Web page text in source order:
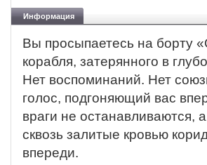
Информация
Вы просыпаетесь на борту
корабля, затерянного в
Нет воспоминаний. Нет
голос, подгоняющий вас
враги не
сквозь залитые кровью
впереди.